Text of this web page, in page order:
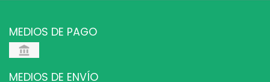
MEDIOS DE PAGO
MEDIOS DE ENVÍO